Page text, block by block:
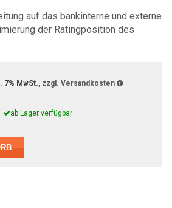
auf das bankinterne und externe
der Ratingposition des
7% MwSt., zzgl. Versandkosten
ab Lager verfügbar